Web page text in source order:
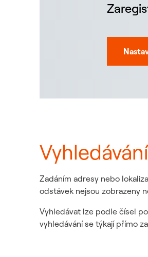
Zadáním adresy nebo
odstávek nejsou zobrazeny
Vyhledávat lze podle čísel
vyhledávání se týkají přímo